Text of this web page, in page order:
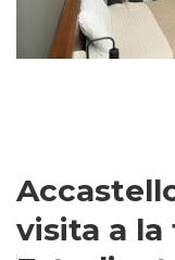
visita a la